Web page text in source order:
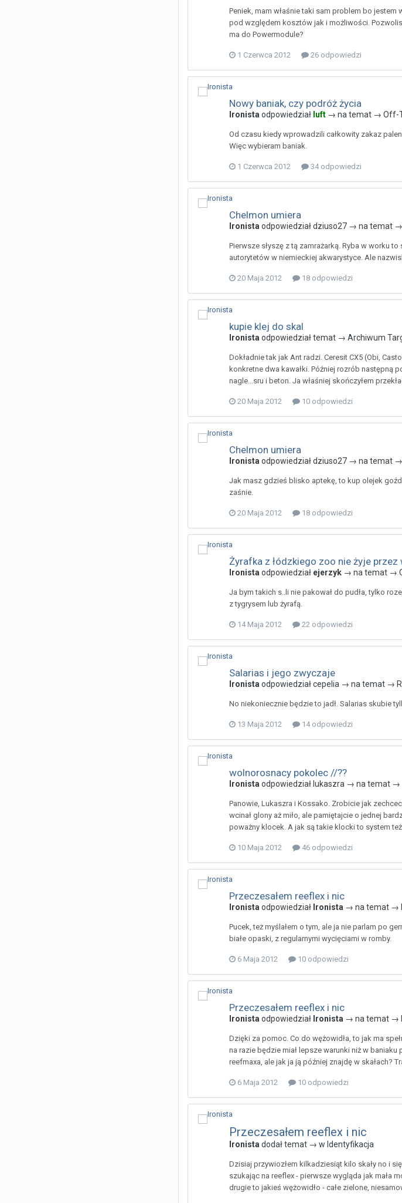
Peniek, mam właśnie taki sam problem bo
pod względem kosztów jak i możliwości.
ma do Powermodule?
1 Czerwca 2012 26 odpowiedzi
Nowy baniak, czy podróż życia
Ironista odpowiedział luft → na temat → Off-
Od czasu kiedy wprowadzili całkowity zakaz
Więc wybieram baniak.
1 Czerwca 2012 34 odpowiedzi
Chelmon umiera
Ironista odpowiedziałdziuso27 → na temat →
Pierwsze słyszę z tą zamrażarką. Ryba w worku
autorytetów w niemieckiej akwarystyce. Ale
20 Maja 2012 18 odpowiedzi
kupie klej do skal
Ironista odpowiedział temat → Archiwum
Dokładnie tak jak Ant radzi. Ceresit CX5 (Obi,
konkretne dwa kawałki. Później rozrób następną
nagle...sru i beton. Ja właśniej skończyłem
20 Maja 2012 10 odpowiedzi
Chelmon umiera
Ironista odpowiedziałdziuso27 → na temat →
Jak masz gdzieś blisko aptekę, to kup olejek
zaśnie.
20 Maja 2012 18 odpowiedzi
Żyrafka z łódzkiego zoo nie żyje przez
Ironista odpowiedział ejerzyk → na temat →
Ja bym takich s..li nie pakował do pudła, tylko
z tygrysem lub żyrafą.
14 Maja 2012 22 odpowiedzi
Salarias i jego zwyczaje
Ironista odpowiedziałcepelia → na temat →
No niekoniecznie będzie to jadł. Salarias skubie
13 Maja 2012 14 odpowiedzi
wolnorosnacy pokolec //??
Ironista odpowiedział lukaszra → na temat →
Panowie, Lukaszra i Kossako. Zrobicie jak
wcinał glony aż miło, ale pamiętajcie o jednej
poważny klocek. A jak są takie klocki to system
10 Maja 2012 46 odpowiedzi
Przeczesałem reeflex i nic
Ironista odpowiedział Ironista → na temat →
Pucek, też myślałem o tym, ale ja nie parlam po
białe opaski, z regularnymi wycięciami w romby.
6 Maja 2012 10 odpowiedzi
Przeczesałem reeflex i nic
Ironista odpowiedział Ironista → na temat →
Dzięki za pomoc. Co do wężowidła, to jak ma
na razie będzie miał lepsze warunki niż w
reefmaxa, ale jak ja ją później znajdę w skałach?
6 Maja 2012 10 odpowiedzi
Przeczesałem reeflex i nic
Ironista dodał temat → w Identyfikacja
Dzisiaj przywiozłem kilkadziesiąt kilo skały no i
szukając na reeflex - pierwsze wygląda jak mała
drugie to jakieś wężowidło - całe zielone,